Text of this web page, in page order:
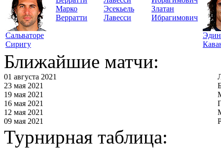
Сальваторе
Сиригу
Марко
Верратти
Эсекьель
Лавесси
Златан
Ибрагимович
Ближайшие матчи:
01 августа 2021
23 мая 2021
19 мая 2021
16 мая 2021
12 мая 2021
09 мая 2021
Турнирная таблица: